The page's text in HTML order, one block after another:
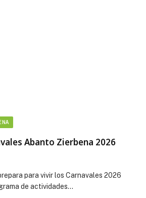
Abanto Zierbena 2026
para vivir los Carnavales 2026
de actividades…